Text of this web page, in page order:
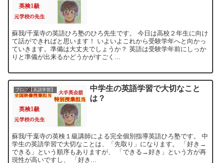
蘇我/千葉寺の英語ひろ塾のひろ先生です。 今日は高校２年生に向け
て話ができればと思います！ いよいよこれから受験学年へと向かっ
ていきます。準備は大丈夫でしょうか？ 英語は受験学年前にしっか
りと準備が出来るかどうかがすごく...
ブログ【英語学習】
中学生の英語学習で大切なこと
は？
蘇我/千葉寺の英検１級講師による完全個別指導英語ひろ塾です。 中
学生の英語学習で大切なことは、「先取り」になります。 「好き→
できる」という順序もありますが、 「できる→好き」という方が再
現性が高いですし、 「好き...